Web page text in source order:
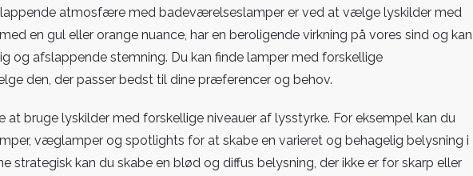
atmosfære med badeværelseslamper er ved at vælge lyskilder med
en gul eller orange nuance, har en beroligende virkning på vores sind og kan
og afslappende stemning. Du kan finde lamper med forskellige
den, der passer bedst til dine præferencer og behov.
at bruge lyskilder med forskellige niveauer af lysstyrke. For eksempel kan du
væglamper og spotlights for at skabe en varieret og behagelig belysning i
strategisk kan du skabe en blød og diffus belysning, der ikke er for skarp eller